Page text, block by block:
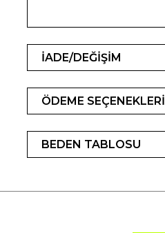
İADE/DEĞİŞİM
ÖDEME SEÇENEKLERİ
BEDEN TABLOSU